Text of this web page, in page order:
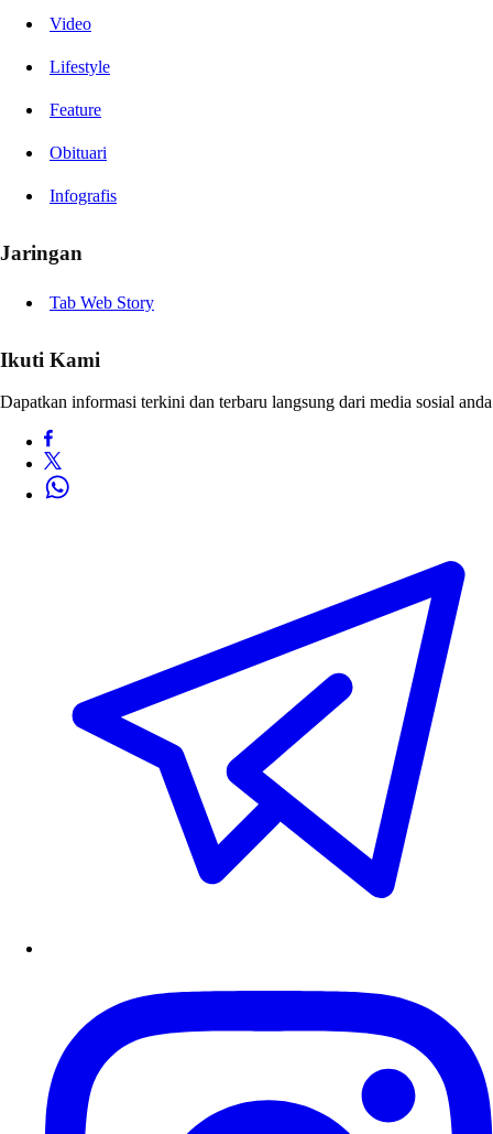
Video
Lifestyle
Feature
Obituari
Infografis
Jaringan
Tab Web Story
Ikuti Kami
Dapatkan informasi terkini dan terbaru langsung dari media sosial anda